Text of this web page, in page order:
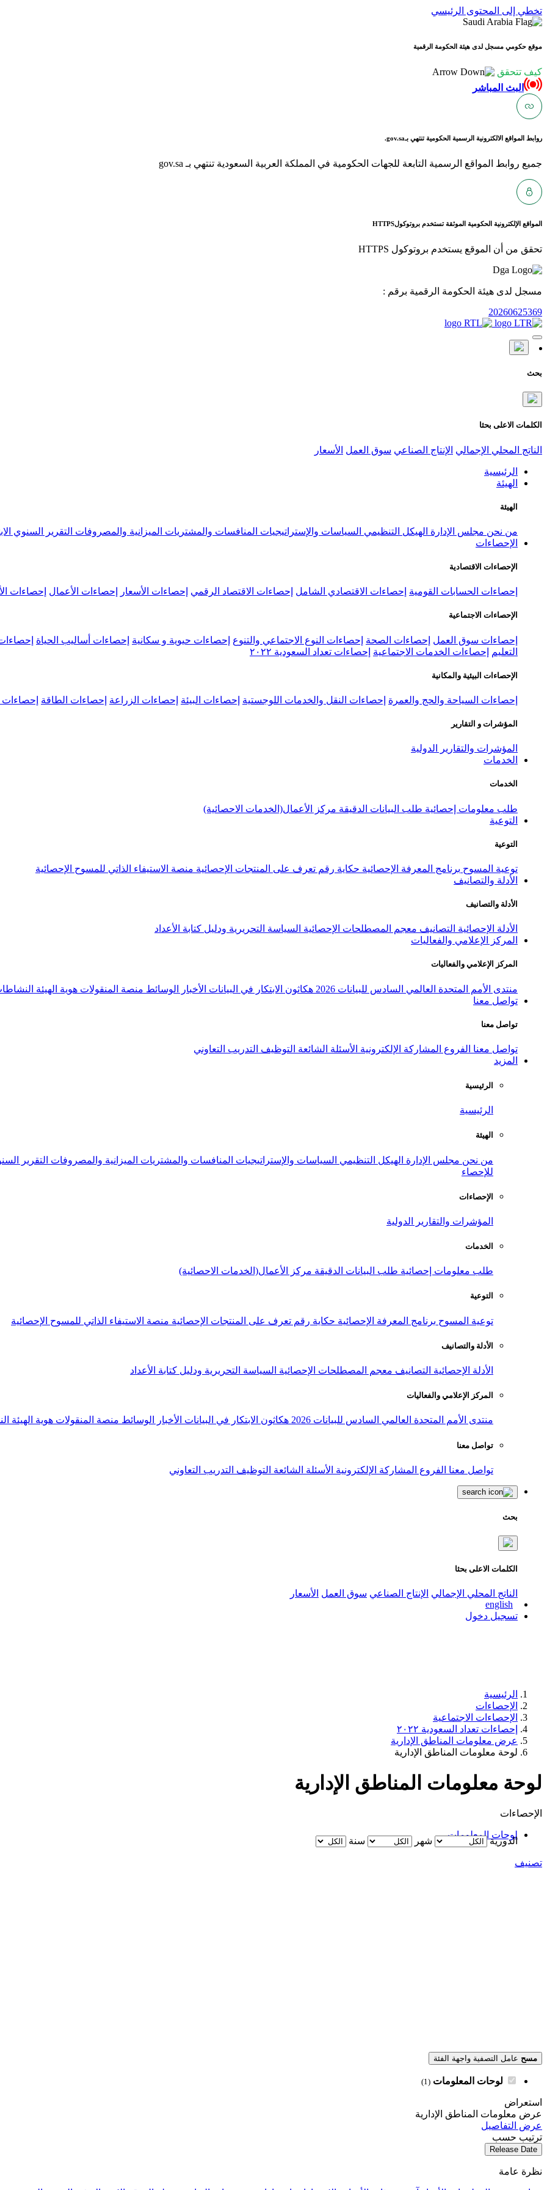
تخطي إلى المحتوى الرئيسي
موقع حكومي مسجل لدى هيئة الحكومة الرقمية
كيف تتحقق
البث المباشر
روابط المواقع الالكترونية الرسمية الحكومية تنتهي بـgov.sa.
جميع روابط المواقع الرسمية التابعة للجهات الحكومية في المملكة العربية السعودية تنتهي بـ gov.sa
المواقع الإلكترونية الحكومية الموثقة تستخدم بروتوكولHTTPS
تحقق من أن الموقع يستخدم بروتوكول HTTPS
مسجل لدى هيئة الحكومة الرقمية برقم :
20260625369
بحث
الكلمات الاعلى بحثا
الناتج المحلي الإجمالي الإنتاج الصناعي سوق العمل الأسعار
الرئيسية
الهيئة
الهيئة
من نحن مجلس الإدارة الهيكل التنظيمي السياسات والإستراتيجيات المنافسات والمشتريات الميزانية والمصروفات التقرير السنوي
الإحصاءات
الإحصاءات الاقتصادية
إحصاءات الحسابات القومية إحصاءات الاقتصادي الشامل إحصاءات الاقتصاد الرقمي إحصاءات الأسعار إحصاءات الأعمال إحصاءات
الإحصاءات الاجتماعية
إحصاءات سوق العمل إحصاءات الصحة إحصاءات النوع الاجتماعي والتنوع إحصاءات حيوية و سكانية إحصاءات أساليب الحياة
التعليم
إحصاءات الخدمات الاجتماعية إحصاءات تعداد السعودية ٢٠٢٢
الإحصاءات البيئية والمكانية
إحصاءات السياحة والحج والعمرة إحصاءات النقل والخدمات اللوجستية إحصاءات البيئة إحصاءات الزراعة إحصاءات الطاقة إحصاءات
المؤشرات و التقارير
المؤشرات والتقارير الدولية
الخدمات
الخدمات
طلب معلومات إحصائية طلب البيانات الدقيقة مركز الأعمال(الخدمات الاحصائية)
التوعية
التوعية
توعية المسوح برنامج المعرفة الإحصائية حكاية رقم تعرف على المنتجات الإحصائية منصة الاستيفاء الذاتي للمسوح الإحصائية
الأدلة والتصانيف
الأدلة والتصانيف
الأدلة الإحصائية التصانيف معجم المصطلحات الإحصائية السياسة التحريرية ودليل كتابة الأعداد
المركز الإعلامي والفعاليات
المركز الإعلامي والفعاليات
منتدى الأمم المتحدة العالمي السادس للبيانات 2026 هكاثون الابتكار في البيانات الأخبار الوسائط منصة المنقولات هوية الهيئة
تواصل معنا
تواصل معنا
تواصل معنا الفروع المشاركة الإلكترونية الأسئلة الشائعة التوظيف التدريب التعاوني
المزيد
الرئيسية
الرئيسية
الهيئة
من نحن مجلس الإدارة الهيكل التنظيمي السياسات والإستراتيجيات المنافسات والمشتريات الميزانية والمصروفات التقرير
للإحصاء
الإحصاءات
المؤشرات والتقارير الدولية
الخدمات
طلب معلومات إحصائية طلب البيانات الدقيقة مركز الأعمال(الخدمات الاحصائية)
التوعية
توعية المسوح برنامج المعرفة الإحصائية حكاية رقم تعرف على المنتجات الإحصائية منصة الاستيفاء الذاتي للمسوح الإحصائية
الأدلة والتصانيف
الأدلة الإحصائية التصانيف معجم المصطلحات الإحصائية السياسة التحريرية ودليل كتابة الأعداد
المركز الإعلامي والفعاليات
منتدى الأمم المتحدة العالمي السادس للبيانات 2026 هكاثون الابتكار في البيانات الأخبار الوسائط منصة المنقولات هوية الهيئة
تواصل معنا
تواصل معنا الفروع المشاركة الإلكترونية الأسئلة الشائعة التوظيف التدريب التعاوني
بحث
الكلمات الاعلى بحثا
الناتج المحلي الإجمالي الإنتاج الصناعي سوق العمل الأسعار
english
تسجيل دخول
الرئيسية
الإحصاءات
الإحصاءات الاجتماعية
إحصاءات تعداد السعودية ٢٠٢٢
عرض معلومات المناطق الإدارية
لوحة معلومات المناطق الإدارية
لوحة معلومات المناطق الإدارية
الإحصاءات
لوحات المعلومات
الدورية شهر سنة
تصنيف
مسح عامل التصفية واجهة الفئة
لوحات المعلومات (1)
استعراض
عرض معلومات المناطق الإدارية
عرض التفاصيل
ترتيب حسب
Release Date
نظرة عامة